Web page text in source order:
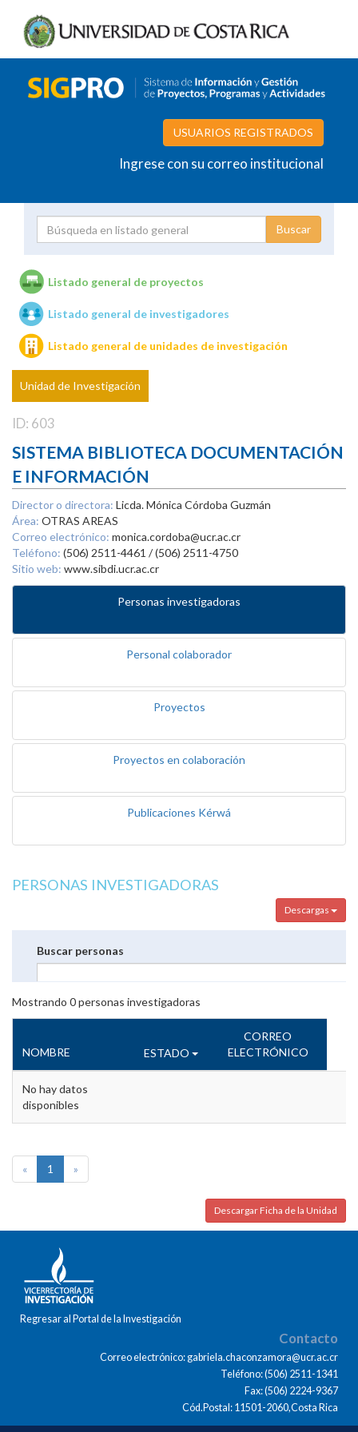
USUARIOS REGISTRADOS
Ingrese con su correo institucional
Unidades de investigación
Listado general de proyectos
Listado general de investigadores
Listado general de unidades de investigación
Unidad de Investigación
ID: 603
SISTEMA BIBLIOTECA DOCUMENTACIÓN
E INFORMACIÓN
Director o directora: Licda. Mónica Córdoba Guzmán
Área: OTRAS AREAS
Correo electrónico: monica.cordoba@ucr.ac.cr
Teléfono: (506) 2511-4461 / (506) 2511-4750
Sitio web: www.sibdi.ucr.ac.cr
Personas investigadoras
Personal colaborador
Proyectos
Proyectos en colaboración
Publicaciones Kérwá
PERSONAS INVESTIGADORAS
Descargas
Buscar personas
Mostrando 0personas investigadoras
NOMBRE ESTADO
CORREO
ELECTRÓNICO
No hay datos
disponibles
« 1 »
Descargar Ficha de la Unidad
Regresar al Portal de la Investigación
Contacto
Correo electrónico: gabriela.chaconzamora@ucr.ac.cr
Teléfono: (506) 2511-1341
Fax: (506) 2224-9367
Cód.Postal: 11501-2060,Costa Rica